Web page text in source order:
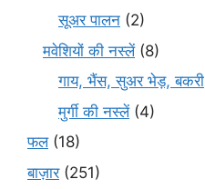
सूअर पालन (2)
मवेशियों की नस्लें(8)
गाय, भैंस, सुअर भेड़, बकरी
मुर्गी की नस्लें(4)
फल(18)
बाज़ार(251)